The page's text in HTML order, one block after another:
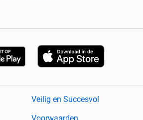
Veilig en Succesvol